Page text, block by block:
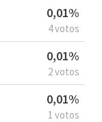
0,01%
4 votos
0,01%
2 votos
0,01%
1 votos